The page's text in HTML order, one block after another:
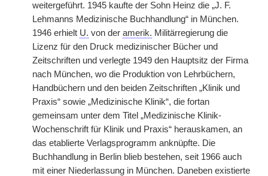
weitergeführt. 1945 kaufte der Sohn Heinz die „J. F.
Lehmanns Medizinische Buchhandlung“ in München.
1946 erhielt U. von der amerik. Militärregierung die
Lizenz für den Druck medizinischer Bücher und
Zeitschriften und verlegte 1949 den Hauptsitz der Firma
nach München, wo die Produktion von Lehrbüchern,
Handbüchern und den beiden Zeitschriften „Klinik und
Praxis“ sowie „Medizinische Klinik“, die fortan
gemeinsam unter dem Titel „Medizinische Klinik-
Wochenschrift für Klinik und Praxis“ herauskamen, an
das etablierte Verlagsprogramm anknüpfte. Die
Buchhandlung in Berlin blieb bestehen, seit 1966 auch
mit einer Niederlassung in München. Daneben existierte